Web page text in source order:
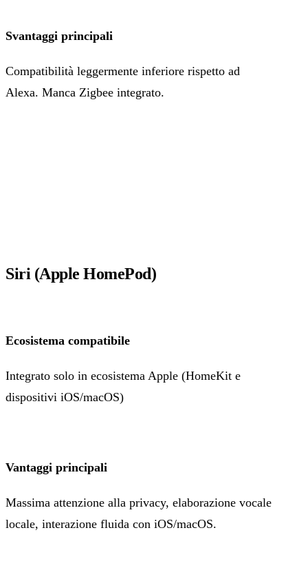
Svantaggi principali
Compatibilità leggermente inferiore rispetto ad
Alexa. Manca Zigbee integrato.
Siri (Apple HomePod)
Ecosistema compatibile
Integrato solo in ecosistema Apple (HomeKit e
dispositivi iOS/macOS)
Vantaggi principali
Massima attenzione alla privacy, elaborazione vocale
locale, interazione fluida con iOS/macOS.